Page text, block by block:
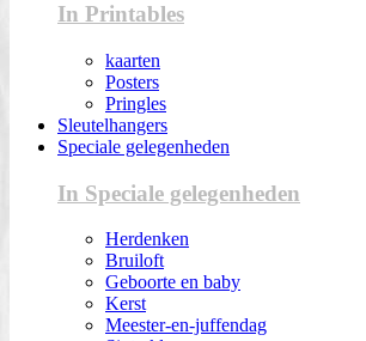
In Printables
kaarten
Posters
Pringles
Sleutelhangers
Speciale gelegenheden
In Speciale gelegenheden
Herdenken
Bruiloft
Geboorte en baby
Kerst
Meester-en-juffendag